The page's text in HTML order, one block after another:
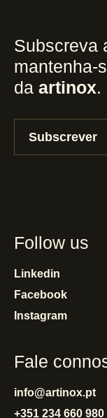
Subscreva
mantenha-
da artinox.
Subscrever
Follow us
Linkedin
Facebook
Instagram
Fale
info@artinox.pt
+351 234 660 980